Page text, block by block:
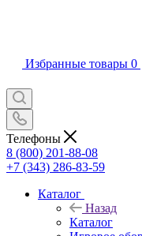
Избранные товары 0
Телефоны
8 (800) 201-88-08
+7 (343) 286-83-59
Каталог
Назад
Каталог